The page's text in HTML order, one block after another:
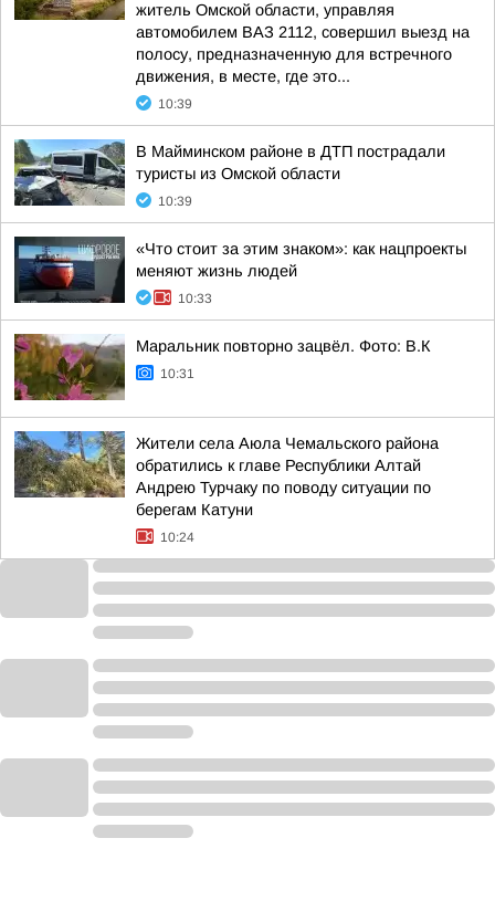
житель Омской области, управляя
автомобилем ВАЗ 2112, совершил выезд на
полосу, предназначенную для встречного
движения, в месте, где это...
10:39
В Майминском районе в ДТП пострадали
туристы из Омской области
10:39
«Что стоит за этим знаком»: как нацпроекты
меняют жизнь людей
10:33
Маральник повторно зацвёл. Фото: В.К
10:31
Жители села Аюла Чемальского района
обратились к главе Республики Алтай
Андрею Турчаку по поводу ситуации по
берегам Катуни
10:24